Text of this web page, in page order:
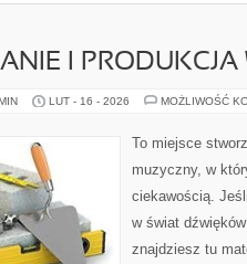
I
LUT - 16 - 2026 MOŻLIWOŚĆ
To miejsce
muzyczny, w
ciekawością.
w świat
znajdziesz tu